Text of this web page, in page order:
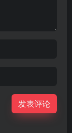
发表评论